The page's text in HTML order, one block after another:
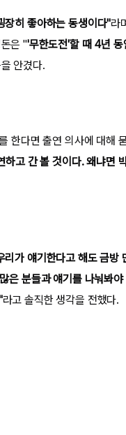
장히 좋아하는 동생이다"라
은 "'무한도전'할 때 4년 동
안겼다.
한다면 출연 의사에 대해
하고 간 볼 것이다. 왜냐면
리가 얘기한다고 해도 금방
은 분들과 얘기를 나눠봐야
라고 솔직한 생각을 전했다.